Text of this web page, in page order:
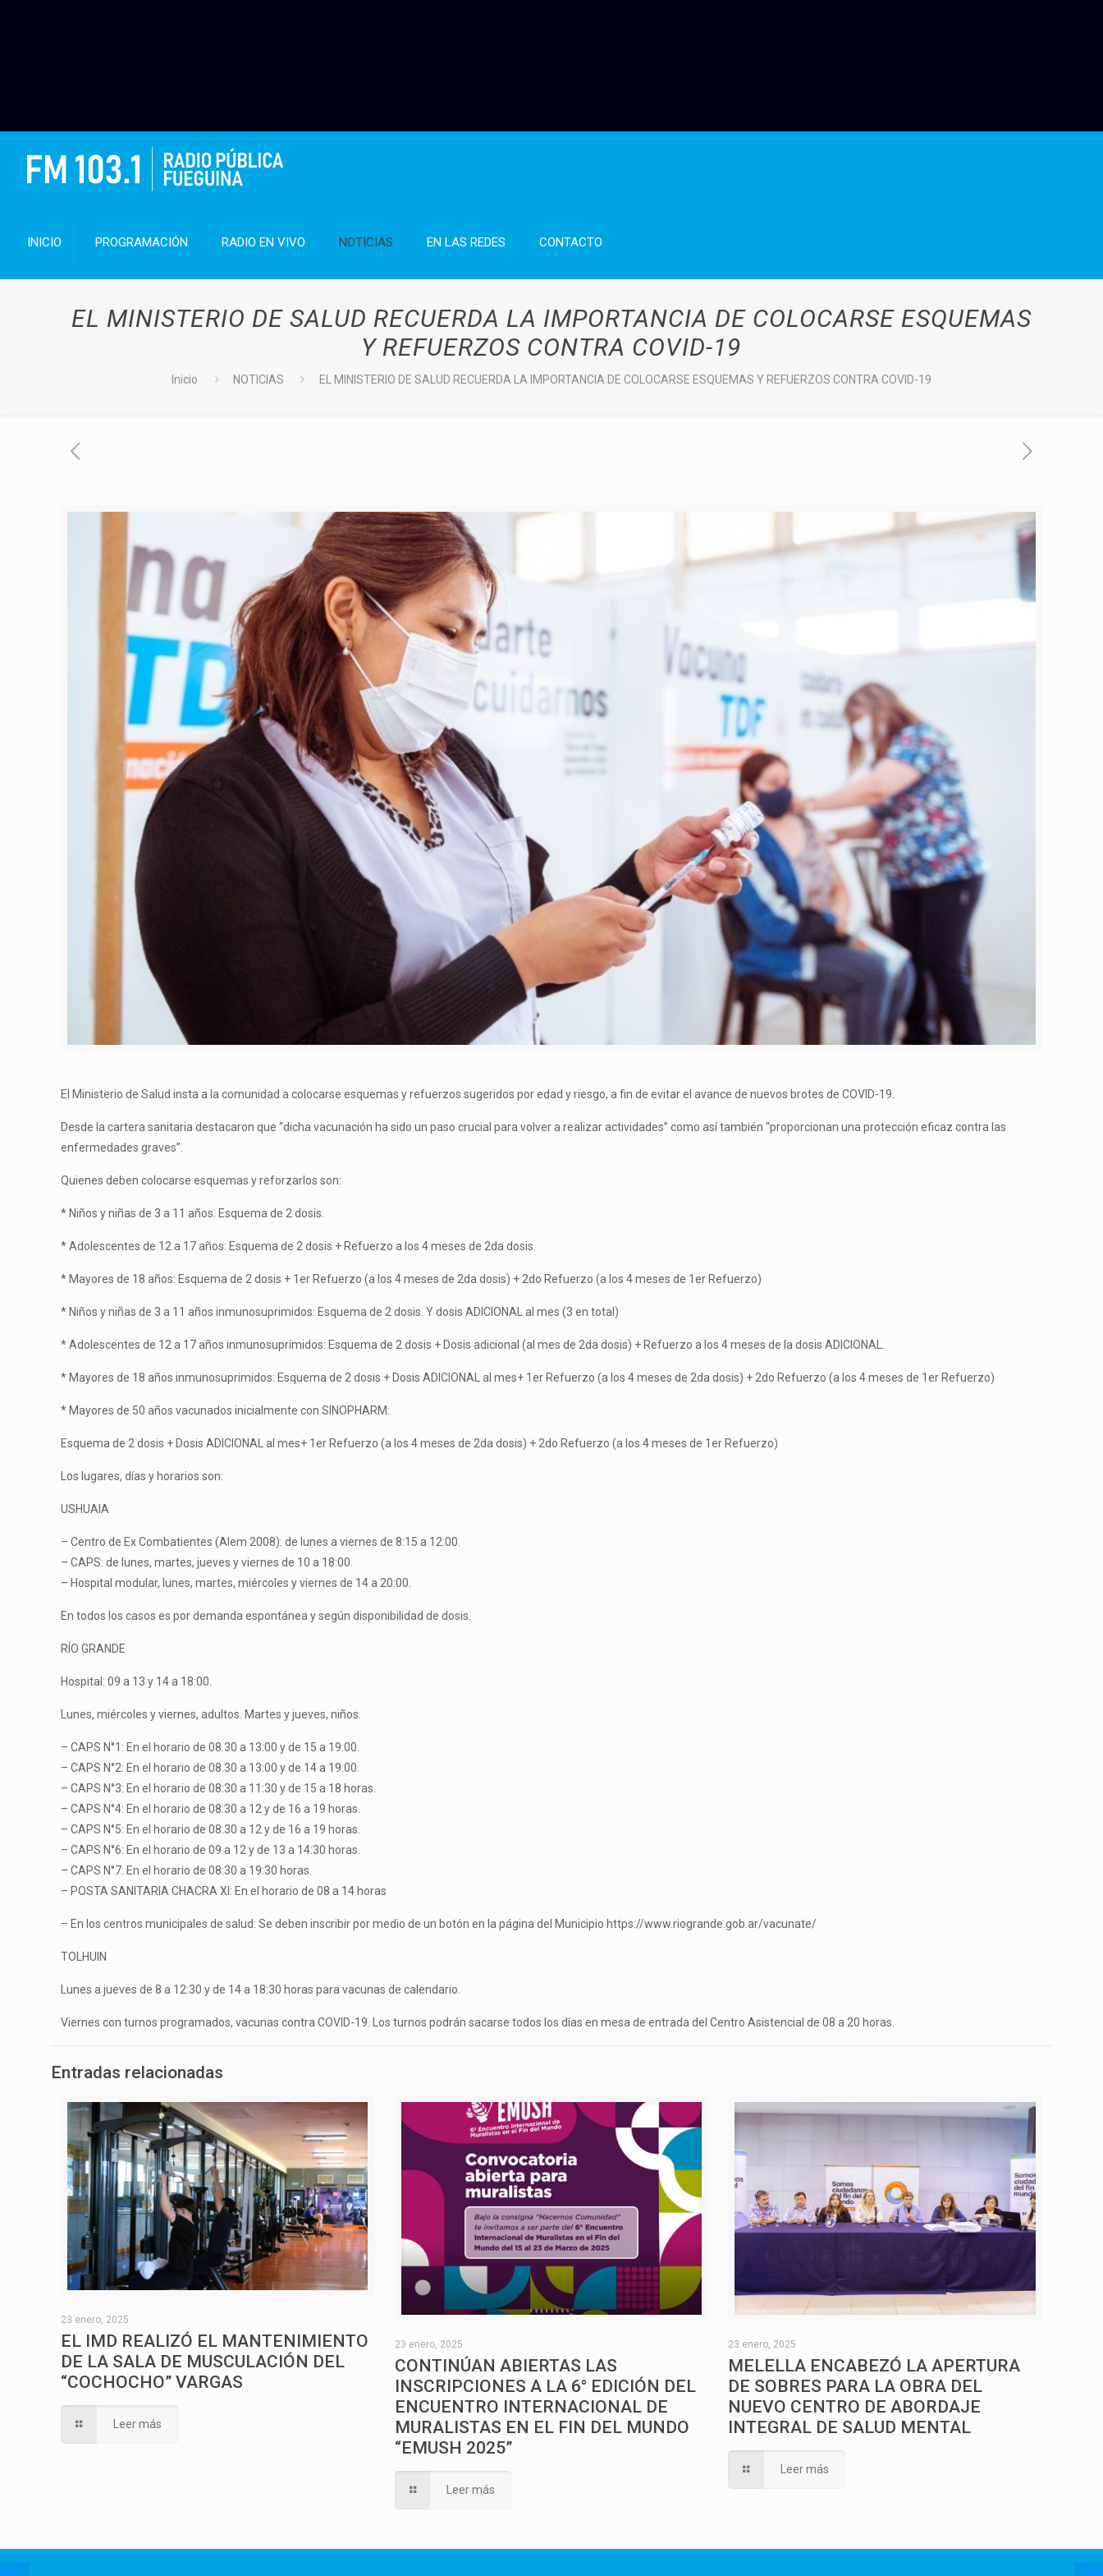
INICIO PROGRAMACIÓN RADIO EN VIVO NOTICIAS EN LAS REDES CONTACTO
EL MINISTERIO DE SALUD RECUERDA LA IMPORTANCIA DE COLOCARSE ESQUEMAS
Y REFUERZOS CONTRA COVID-19
Inicio NOTICIAS EL MINISTERIO DE SALUD RECUERDA LA IMPORTANCIA DE COLOCARSE ESQUEMAS Y REFUERZOS CONTRA COVID-19
El Ministerio de Salud insta a la comunidad a colocarse esquemas y refuerzos sugeridos por edad y riesgo, a fin de evitar el avance de nuevos brotes de COVID-19.
Desde la cartera sanitaria destacaron que “dicha vacunación ha sido un paso crucial para volver a realizar actividades” como así también “proporcionan una protección eficaz contra las
enfermedades graves”.
Quienes deben colocarse esquemas y reforzarlos son:
* Niños y niñas de 3 a 11 años. Esquema de 2 dosis.
* Adolescentes de 12 a 17 años: Esquema de 2 dosis + Refuerzo a los 4 meses de 2da dosis.
* Mayores de 18 años: Esquema de 2 dosis + 1er Refuerzo (a los 4 meses de 2da dosis) + 2do Refuerzo (a los 4 meses de 1er Refuerzo)
* Niños y niñas de 3 a 11 años inmunosuprimidos: Esquema de 2 dosis. Y dosis ADICIONAL al mes (3 en total)
* Adolescentes de 12 a 17 años inmunosuprimidos: Esquema de 2 dosis + Dosis adicional (al mes de 2da dosis) + Refuerzo a los 4 meses de la dosis ADICIONAL.
* Mayores de 18 años inmunosuprimidos: Esquema de 2 dosis + Dosis ADICIONAL al mes+ 1er Refuerzo (a los 4 meses de 2da dosis) + 2do Refuerzo (a los 4 meses de 1er Refuerzo)
* Mayores de 50 años vacunados inicialmente con SINOPHARM:
Esquema de 2 dosis + Dosis ADICIONAL al mes+ 1er Refuerzo (a los 4 meses de 2da dosis) + 2do Refuerzo (a los 4 meses de 1er Refuerzo)
Los lugares, días y horarios son:
USHUAIA
– Centro de Ex Combatientes (Alem 2008): de lunes a viernes de 8:15 a 12:00.
– CAPS: de lunes, martes, jueves y viernes de 10 a 18:00.
– Hospital modular, lunes, martes, miércoles y viernes de 14 a 20:00.
En todos los casos es por demanda espontánea y según disponibilidad de dosis.
RÍO GRANDE
Hospital: 09 a 13 y 14 a 18:00.
Lunes, miércoles y viernes, adultos. Martes y jueves, niños.
– CAPS N°1: En el horario de 08.30 a 13:00 y de 15 a 19:00.
– CAPS N°2: En el horario de 08.30 a 13:00 y de 14 a 19:00.
– CAPS N°3: En el horario de 08:30 a 11:30 y de 15 a 18 horas.
– CAPS N°4: En el horario de 08:30 a 12 y de 16 a 19 horas.
– CAPS N°5: En el horario de 08:30 a 12 y de 16 a 19 horas.
– CAPS N°6: En el horario de 09 a 12 y de 13 a 14:30 horas.
– CAPS N°7: En el horario de 08:30 a 19:30 horas.
– POSTA SANITARIA CHACRA XI: En el horario de 08 a 14 horas
– En los centros municipales de salud: Se deben inscribir por medio de un botón en la página del Municipio https://www.riogrande.gob.ar/vacunate/
TOLHUIN
Lunes a jueves de 8 a 12:30 y de 14 a 18:30 horas para vacunas de calendario.
Viernes con turnos programados, vacunas contra COVID-19. Los turnos podrán sacarse todos los días en mesa de entrada del Centro Asistencial de 08 a 20 horas.
Entradas relacionadas
23 enero, 2025
EL IMD REALIZÓ EL MANTENIMIENTO
DE LA SALA DE MUSCULACIÓN DEL
“COCHOCHO” VARGAS
Leer más
23 enero, 2025
CONTINÚAN ABIERTAS LAS
INSCRIPCIONES A LA 6° EDICIÓN DEL
ENCUENTRO INTERNACIONAL DE
MURALISTAS EN EL FIN DEL MUNDO
“EMUSH 2025”
Leer más
23 enero, 2025
MELELLA ENCABEZÓ LA APERTURA
DE SOBRES PARA LA OBRA DEL
NUEVO CENTRO DE ABORDAJE
INTEGRAL DE SALUD MENTAL
Leer más